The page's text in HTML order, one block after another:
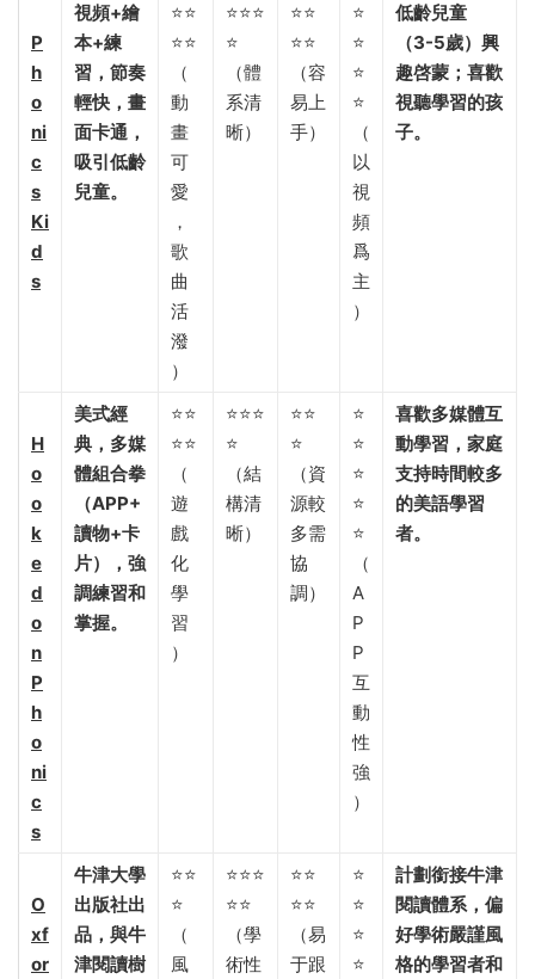
P
h
o
ni
c
s
Ki
d
s
視頻+繪
本+練
習，節奏
輕快，畫
面卡通，
吸引低齡
兒童。​
⭐⭐
⭐⭐
（
動
畫
可
愛
，
歌
曲
活
潑
）
⭐⭐⭐
⭐
（體
系清
晰）
⭐⭐
⭐⭐
（容
易上
手）
⭐
⭐
⭐
⭐
（
以
視
頻
爲
主
）
低齡兒童
（3-5歲）興
趣啓蒙；喜歡
視聽學習的孩
子。​
H
o
o
k
e
d
o
n
P
h
o
ni
c
s
美式經
典，多媒
體組合拳
（APP+
讀物+卡
片），強
調練習和
掌握。​
⭐⭐
⭐⭐
（
遊
戲
化
學
習
）
⭐⭐⭐
⭐
（結
構清
晰）
⭐⭐
⭐
（資
源較
多需
協
調）
⭐
⭐
⭐
⭐
⭐
（
A
P
P
互
動
性
強
）
喜歡多媒體互
動學習，家庭
支持時間較多
的美語學習
者。​
O
xf
or
牛津大學
出版社出
品，與牛
津閱讀樹
⭐⭐
⭐
（
風
⭐⭐⭐
⭐⭐
（學
術性
⭐⭐
⭐⭐
（易
于跟
⭐
⭐
⭐
⭐
計劃銜接牛津
閱讀體系，偏
好學術嚴謹風
格的學習者和